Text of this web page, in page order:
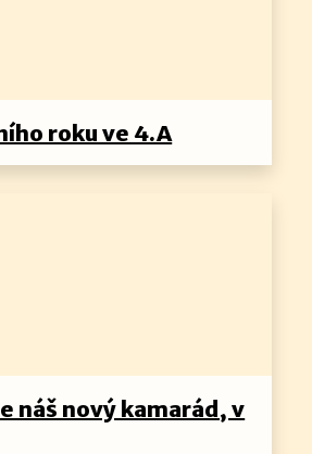
roku ve 4.A
náš nový kamarád, v